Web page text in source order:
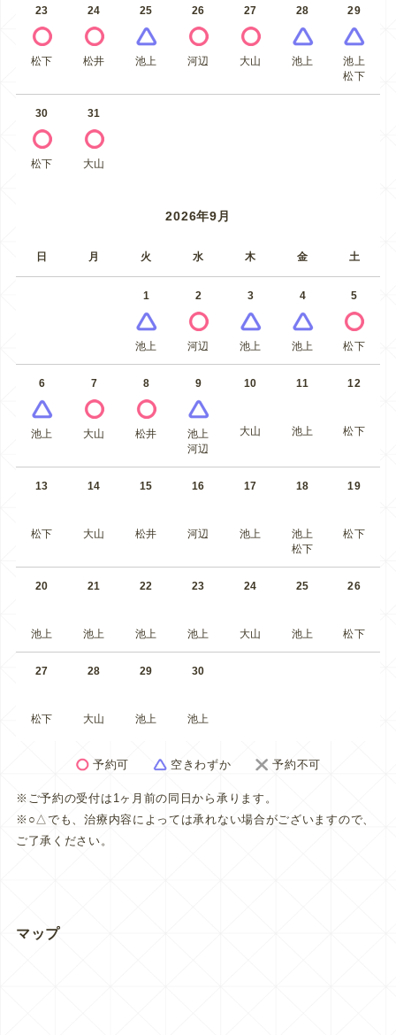
23
松下
24
松井
25
池上
26
河辺
27
大山
28
池上
29
池上
松下
30
松下
31
大山
2026年9月
日 月 火 水 木 金 土
1
池上
2
河辺
3
池上
4
池上
5
松下
6
池上
7
大山
8
松井
9
池上
河辺
10
大山
11
池上
12
松下
13
松下
14
大山
15
松井
16
河辺
17
池上
18
池上
松下
19
松下
20
池上
21
池上
22
池上
23
池上
24
大山
25
池上
26
松下
27
松下
28
大山
29
池上
30
池上
予約可 空きわずか 予約不可
※ご予約の受付は1ヶ月前の同日から承ります。
※○△でも、治療内容によっては承れない場合がございますので、
ご了承ください。
マップ